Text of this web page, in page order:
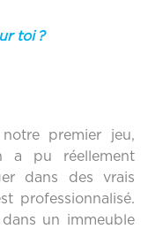
toi ?
premier jeu,
a pu réellement
dans des vrais
professionnalisé.
un immeuble